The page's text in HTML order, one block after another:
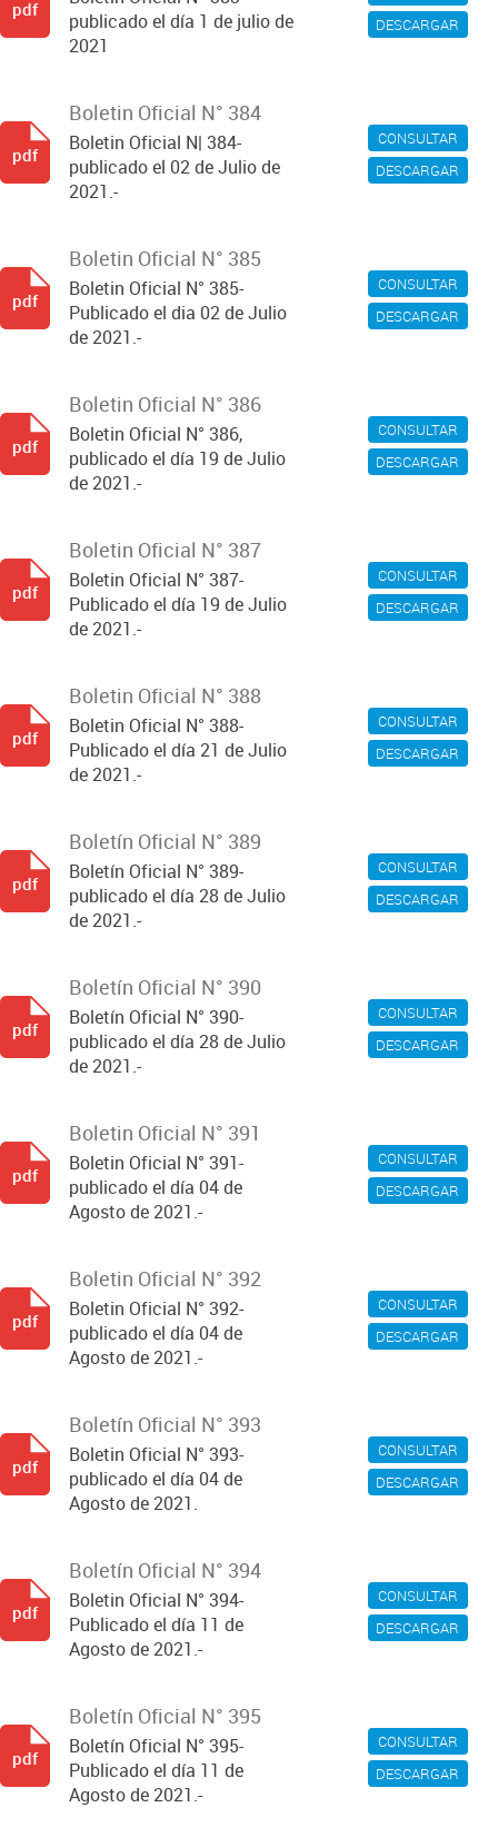
DESCARGAR
publicado el día 1 de julio de
2021
pdf
CONSULTAR
DESCARGAR
Boletin Oficial N° 384
Boletin Oficial N| 384-
publicado el 02 de Julio de
2021.-
pdf
CONSULTAR
DESCARGAR
Boletin Oficial N° 385
Boletin Oficial N° 385-
Publicado el dia 02 de Julio
de 2021.-
pdf
CONSULTAR
DESCARGAR
Boletin Oficial N° 386
Boletin Oficial N° 386,
publicado el día 19 de Julio
de 2021.-
pdf
CONSULTAR
DESCARGAR
Boletin Oficial N° 387
Boletin Oficial N° 387-
Publicado el día 19 de Julio
de 2021.-
pdf
CONSULTAR
DESCARGAR
Boletin Oficial N° 388
Boletin Oficial N° 388-
Publicado el día 21 de Julio
de 2021.-
pdf
CONSULTAR
DESCARGAR
Boletín Oficial N° 389
Boletín Oficial N° 389-
publicado el día 28 de Julio
de 2021.-
pdf
CONSULTAR
DESCARGAR
Boletín Oficial N° 390
Boletín Oficial N° 390-
publicado el día 28 de Julio
de 2021.-
pdf
CONSULTAR
DESCARGAR
Boletin Oficial N° 391
Boletin Oficial N° 391-
publicado el día 04 de
Agosto de 2021.-
pdf
CONSULTAR
DESCARGAR
Boletin Oficial N° 392
Boletin Oficial N° 392-
publicado el día 04 de
Agosto de 2021.-
pdf
CONSULTAR
DESCARGAR
Boletín Oficial N° 393
Boletin Oficial N° 393-
publicado el día 04 de
Agosto de 2021.
pdf
CONSULTAR
DESCARGAR
Boletín Oficial N° 394
Boletin Oficial N° 394-
Publicado el día 11 de
Agosto de 2021.-
pdf
CONSULTAR
DESCARGAR
Boletín Oficial N° 395
Boletín Oficial N° 395-
Publicado el día 11 de
Agosto de 2021.-
pdf